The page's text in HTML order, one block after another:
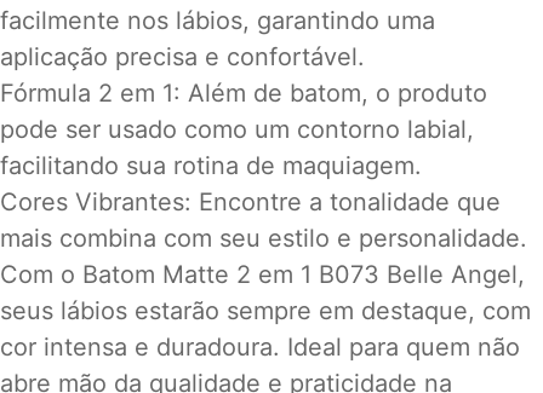
facilmente nos lábios, garantindo uma
aplicação precisa e confortável.
Fórmula 2 em 1: Além de batom, o produto
pode ser usado como um contorno labial,
facilitando sua rotina de maquiagem.
Cores Vibrantes: Encontre a tonalidade que
mais combina com seu estilo e personalidade.
Com o Batom Matte 2 em 1 B073 Belle Angel,
seus lábios estarão sempre em destaque, com
cor intensa e duradoura. Ideal para quem não
abre mão da qualidade e praticidade na